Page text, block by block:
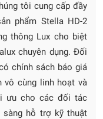
tôi cung cấp đầy
phẩm Stella HD-2
thông Lux cho biệt
chuyên dụng. Đối
chính sách báo giá
vô cùng linh hoạt và
ưu cho các đối tác
sàng hỗ trợ kỹ thuật